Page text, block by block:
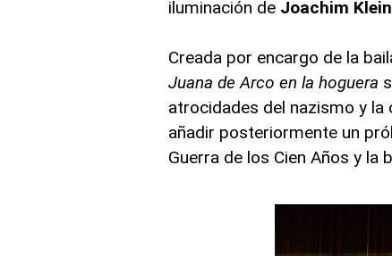
iluminación de Joachim
Creada por encargo de la
Juana de Arco en la hoguera
atrocidades del nazismo y la
añadir posteriormente un
Guerra de los Cien Años y la